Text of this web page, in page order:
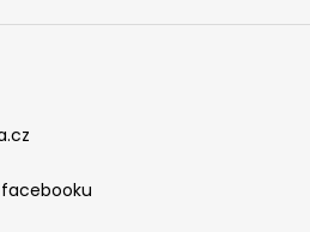
facebooku